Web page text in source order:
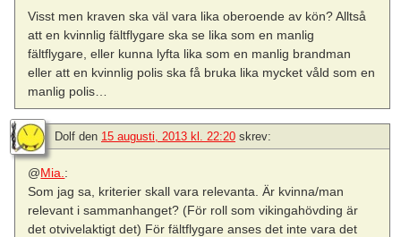
Visst men kraven ska väl vara lika oberoende av kön? Alltså
att en kvinnlig fältflygare ska se lika som en manlig
fältflygare, eller kunna lyfta lika som en manlig brandman
eller att en kvinnlig polis ska få bruka lika mycket våld som en
manlig polis…
Dolf den 15 augusti, 2013 kl. 22:20 skrev:
@Mia. :
Som jag sa, kriterier skall vara relevanta. Är kvinna/man
relevant i sammanhanget? (För roll som vikingahövding är
det otvivelaktigt det) För fältflygare anses det inte vara det